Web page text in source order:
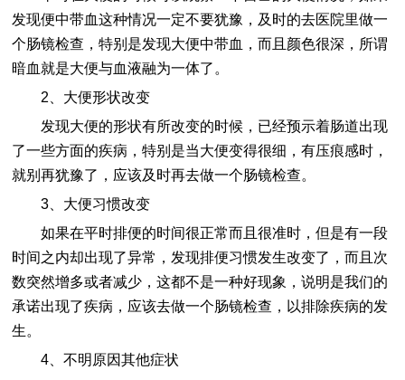
发现便中带血这种情况一定不要犹豫，及时的去医院里做一
个肠镜检查，特别是发现大便中带血，而且颜色很深，所谓
暗血就是大便与血液融为一体了。
2、大便形状改变
发现大便的形状有所改变的时候，已经预示着肠道出现
了一些方面的疾病，特别是当大便变得很细，有压痕感时，
就别再犹豫了，应该及时再去做一个肠镜检查。
3、大便习惯改变
如果在平时排便的时间很正常而且很准时，但是有一段
时间之内却出现了异常，发现排便习惯发生改变了，而且次
数突然增多或者减少，这都不是一种好现象，说明是我们的
承诺出现了疾病，应该去做一个肠镜检查，以排除疾病的发
生。
4、不明原因其他症状